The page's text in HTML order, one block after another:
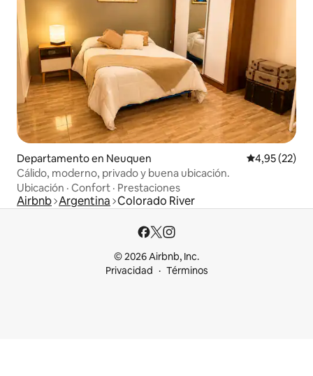
Departamento en Neuquen Calificación
4,95 (22)
Cálido, moderno, privado y buena ubicación.
Ubicación · Confort · Prestaciones
Airbnb Argentina Colorado River
© 2026 Airbnb, Inc.
Privacidad
Términos